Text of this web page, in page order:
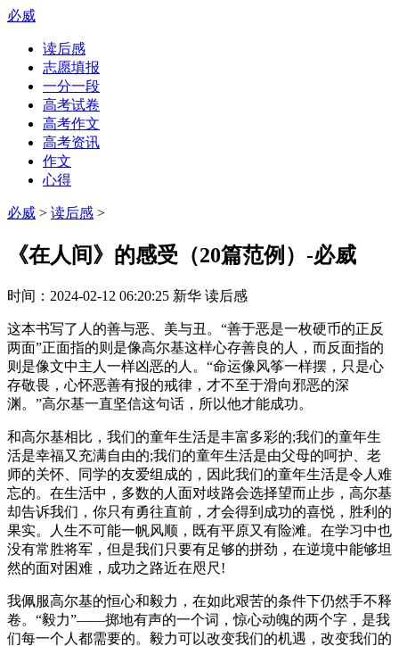
必威
读后感
志愿填报
一分一段
高考试卷
高考作文
高考资讯
作文
心得
必威 > 读后感 >
《在人间》的感受（20篇范例）-必威
时间： 2024-02-12 06:20:25 新华 读后感
这本书写了人的善与恶、美与丑。“善于恶是一枚硬币的正反
两面”正面指的则是像高尔基这样心存善良的人，而反面指的
则是像文中主人一样凶恶的人。“命运像风筝一样摆，只是心
存敬畏，心怀恶善有报的戒律，才不至于滑向邪恶的深
渊。”高尔基一直坚信这句话，所以他才能成功。
和高尔基相比，我们的童年生活是丰富多彩的;我们的童年生
活是幸福又充满自由的;我们的童年生活是由父母的呵护、老
师的关怀、同学的友爱组成的，因此我们的童年生活是令人难
忘的。在生活中，多数的人面对歧路会选择望而止步，高尔基
却告诉我们，你只有勇往直前，才会得到成功的喜悦，胜利的
果实。人生不可能一帆风顺，既有平原又有险滩。在学习中也
没有常胜将军，但是我们只要有足够的拼劲，在逆境中能够坦
然的面对困难，成功之路近在咫尺!
我佩服高尔基的恒心和毅力，在如此艰苦的条件下仍然手不释
卷。“毅力”——掷地有声的一个词，惊心动魄的两个字，是我
们每一个人都需要的。毅力可以改变我们的机遇，改变我们的